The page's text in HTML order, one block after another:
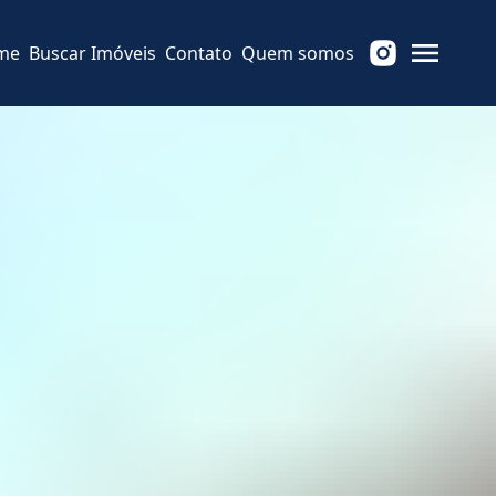
Buscar Imóveis Contato Quem somos